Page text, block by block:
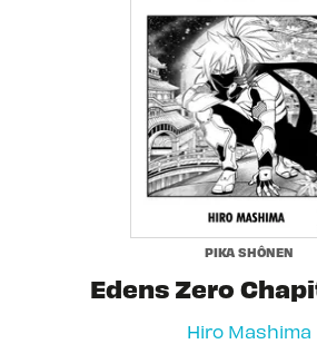
PIKA SHÔNEN
Edens Zero
Hiro Mashima